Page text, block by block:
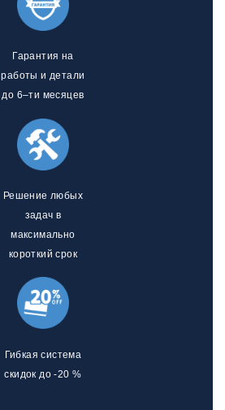
Гарантия на
работы и детали
до 6–ти месяцев
Решение любых
задач в
максимально
короткий срок
Гибкая система
скидок до -20 %